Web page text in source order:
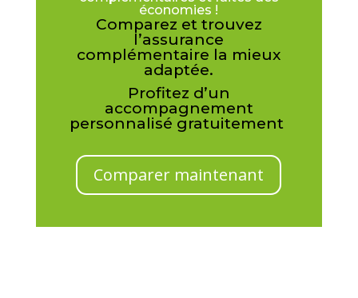
économies !
Comparez et trouvez
l’assurance
complémentaire la mieux
adaptée.
Profitez d’un
accompagnement
personnalisé gratuitement
Comparer maintenant